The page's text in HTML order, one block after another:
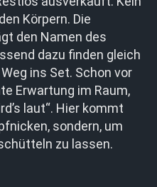
Körpern. Die
den Namen des
dazu finden gleich
ins Set. Schon vor
Erwartung im Raum,
laut“. Hier kommt
sondern, um
zu lassen.